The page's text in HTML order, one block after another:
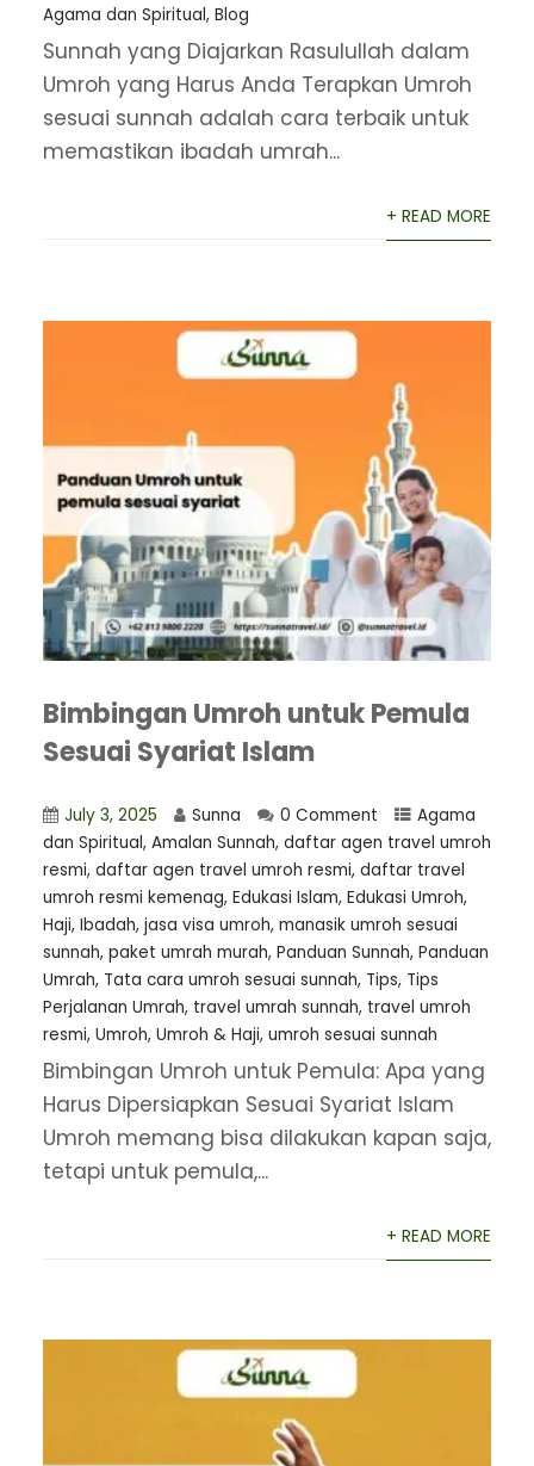
Agama dan Spiritual, Blog
​Sunnah yang Diajarkan Rasulullah dalam
Umroh yang Harus Anda Terapkan Umroh
sesuai sunnah adalah cara terbaik untuk
memastikan ibadah umrah...
+ READ MORE
Bimbingan Umroh untuk Pemula
Sesuai Syariat Islam
July 3, 2025 Sunna 0 Comment
Agama
dan Spiritual, Amalan Sunnah, daftar agen travel umroh
resmi, ⁠daftar agen travel umroh resmi, daftar travel
umroh resmi kemenag, Edukasi Islam, Edukasi Umroh,
Haji, Ibadah, jasa visa umroh, manasik umroh sesuai
sunnah, paket umrah murah, Panduan Sunnah, Panduan
Umrah, Tata cara umroh sesuai sunnah, Tips, Tips
Perjalanan Umrah, travel umrah sunnah, travel umroh
resmi, Umroh, Umroh & Haji, umroh sesuai sunnah
Bimbingan Umroh untuk Pemula: Apa yang
Harus Dipersiapkan Sesuai Syariat Islam
Umroh memang bisa dilakukan kapan saja,
tetapi untuk pemula,...
+ READ MORE